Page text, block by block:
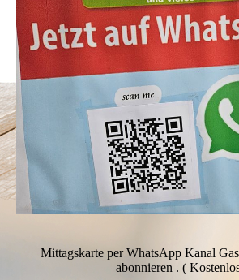
Mittagskarte per WhatsApp Kanal
abonnieren . (